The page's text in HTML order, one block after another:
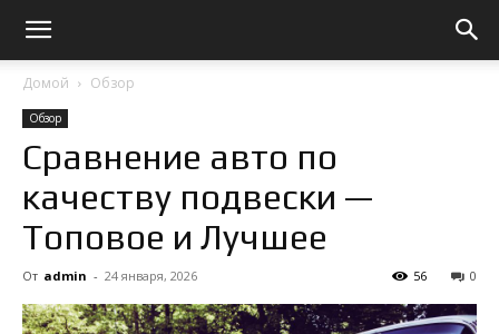
Домой Обзор
Обзор
Сравнение авто по
качеству подвески —
Топовое и Лучшее
От admin - 24 января, 2026 0
56